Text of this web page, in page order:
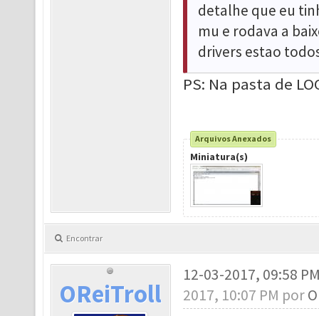
detalhe que eu
mu e rodava a
drivers estao
PS: Na pasta de
Arquivos Anexados
Miniatura(s)
Encontrar
OReiTroll
12-03-2017, 09:58
2017, 10:07 PM por